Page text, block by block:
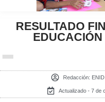
RESULTADO
Redacción:
Actualizado - 7 de